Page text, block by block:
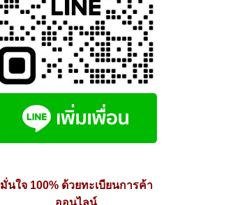
มั่นใจ 100% ด้วยทะเบียนการค้า